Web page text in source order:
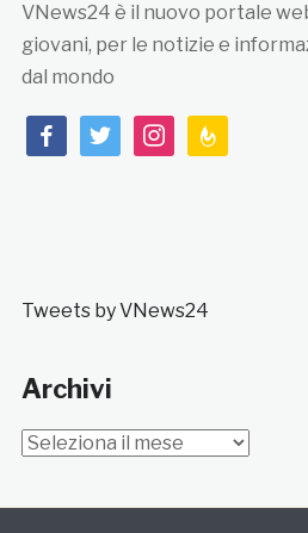
VNews24 è il nuovo portale
giovani, per le notizie e
dal mondo
facebooktwitterinstagramfeedburner
Tweets by VNews24
Archivi
Archivi